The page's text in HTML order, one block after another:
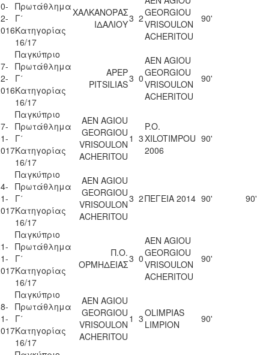
Πρωτάθλημα
Γ΄
Κατηγορίας
16/17
ΧΑΛΚΑΝΟΡΑΣ
ΙΔΑΛΙΟΥ3 2GEORGIOU
VRISOULON
ACHERITOU
90'
Παγκύπριο
Πρωτάθλημα
Γ΄
Κατηγορίας
16/17
APEP
PITSILIAS3 0
AEN AGIOU
GEORGIOU
VRISOULON
ACHERITOU
90'
Παγκύπριο
Πρωτάθλημα
Γ΄
Κατηγορίας
16/17
AEN AGIOU
GEORGIOU
VRISOULON
ACHERITOU
1 3
P.O.
XILOTIMPOU
2006
90'
Παγκύπριο
Πρωτάθλημα
Γ΄
Κατηγορίας
16/17
AEN AGIOU
GEORGIOU
VRISOULON
ACHERITOU
3 2ΠΕΓΕΙΑ 2014 90' 90'
Παγκύπριο
Πρωτάθλημα
Γ΄
Κατηγορίας
16/17
Π.Ο.
ΟΡΜΗΔΕΙΑΣ3 0
AEN AGIOU
GEORGIOU
VRISOULON
ACHERITOU
90'
Παγκύπριο
Πρωτάθλημα
Γ΄
Κατηγορίας
16/17
AEN AGIOU
GEORGIOU
VRISOULON
ACHERITOU
1 3OLIMPIAS
LIMPION
90'